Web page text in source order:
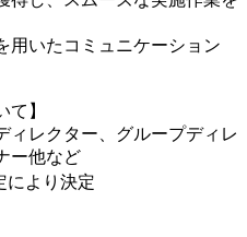
用いたコミュニケーション
て】
ィレクター、グループディレ
ー他など
により決定